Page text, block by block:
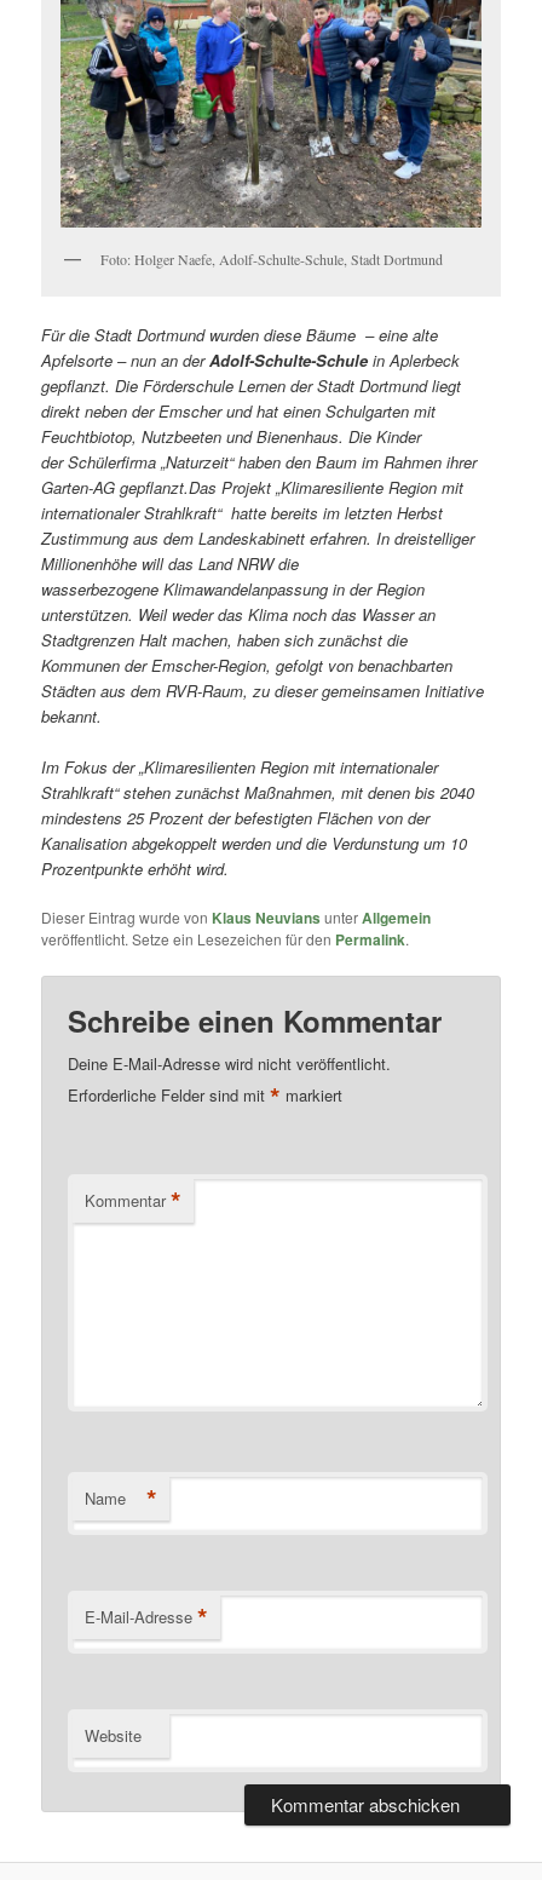
Foto: Holger Naefe, Adolf-Schulte-Schule, Stadt Dortmund
Für die Stadt Dortmund wurden diese Bäume – eine alte
Apfelsorte – nun an derAdolf-Schulte-Schule in Aplerbeck
gepflanzt. Die Förderschule Lernen der Stadt Dortmund liegt
direkt neben der Emscher und hat einen Schulgarten mit
Feuchtbiotop, Nutzbeeten und Bienenhaus. Die Kinder
der Schülerfirma „Naturzeit“ haben den Baum im Rahmen ihrer
Garten-AG gepflanzt.Das Projekt „Klimaresiliente Region mit
internationaler Strahlkraft“ hatte bereits im letzten Herbst
Zustimmung aus dem Landeskabinett erfahren. In dreistelliger
Millionenhöhe will das Land NRW die
wasserbezogene Klimawandelanpassung in der Region
unterstützen. Weil weder das Klima noch das Wasser an
Stadtgrenzen Halt machen, haben sich zunächst die
Kommunen der Emscher-Region, gefolgt von benachbarten
Städten aus dem RVR-Raum, zu dieser gemeinsamen Initiative
bekannt.
Im Fokus der „Klimaresilienten Region mit internationaler
Strahlkraft“ stehen zunächst Maßnahmen, mit denen bis 2040
mindestens 25 Prozent der befestigten Flächen von der
Kanalisation abgekoppelt werden und die Verdunstung um 10
Prozentpunkte erhöht wird.
Dieser Eintrag wurde von Klaus Neuvians unterAllgemein
veröffentlicht. Setze ein Lesezeichen für den Permalink.
Schreibe einen Kommentar
Deine E-Mail-Adresse wird nicht veröffentlicht.
Erforderliche Felder sind mit* markiert
Kommentar *
Name *
E-Mail-Adresse *
Website